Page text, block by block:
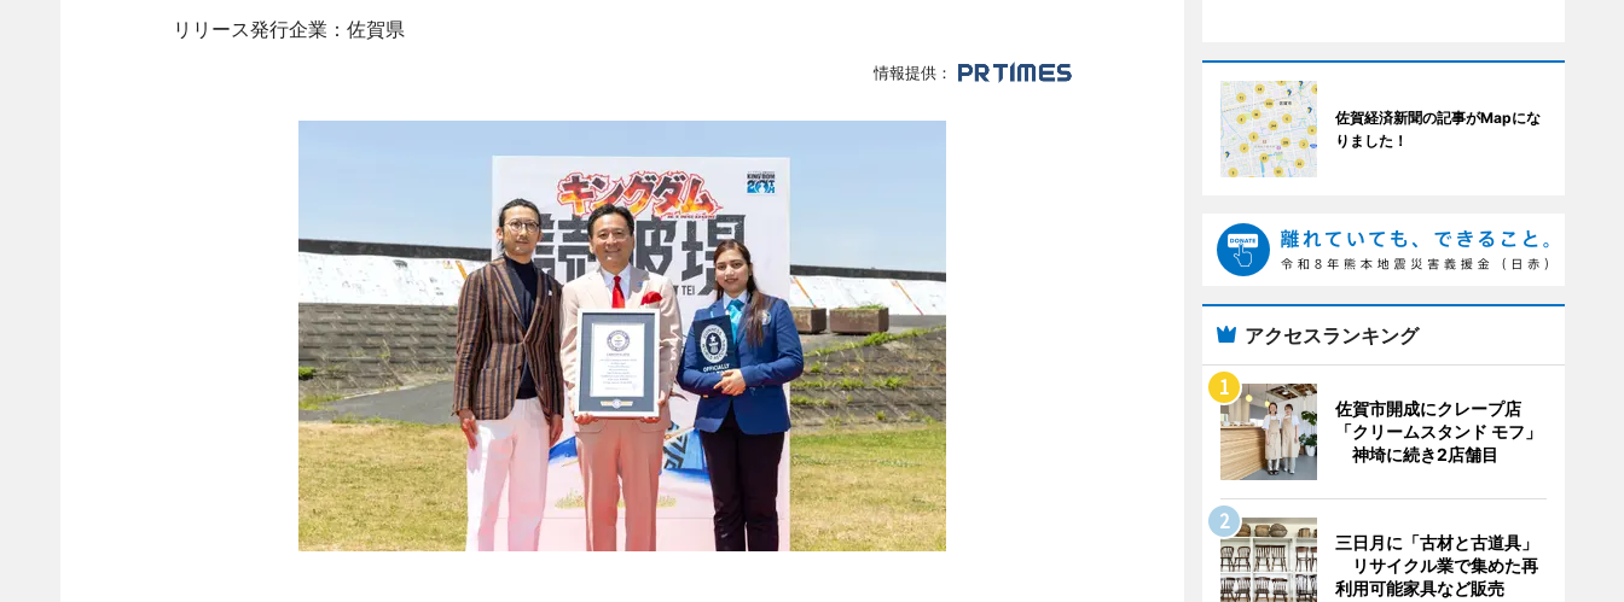
リリース発行企業：佐賀県
情報提供：
佐賀経済新聞の記事がMapにな
りました！
アクセスランキング
佐賀市開成にクレープ店
「クリームスタンド モフ」
神埼に続き2店舗目
三日月に「古材と古道具」
リサイクル業で集めた再
利用可能家具など販売